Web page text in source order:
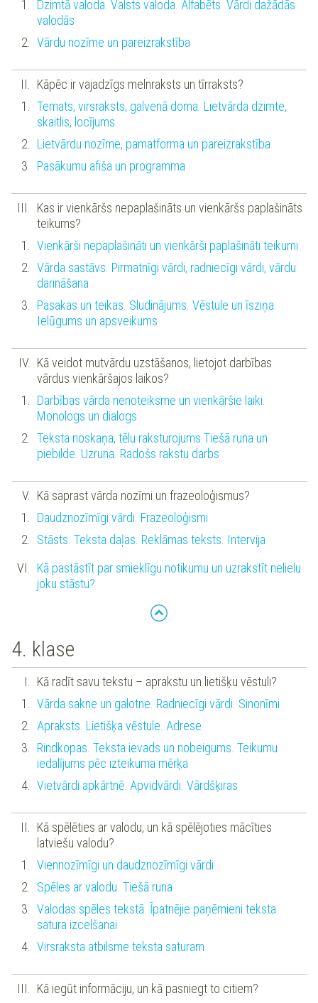
Dzimtā valoda. Valsts valoda. Alfabēts. Vārdi dažādās
valodās
Vārdu nozīme un pareizrakstība
Kāpēc ir vajadzīgs melnraksts un tīrraksts?
Temats, virsraksts, galvenā doma. Lietvārda dzimte,
skaitlis, locījums
Lietvārdu nozīme, pamatforma un pareizrakstība
Pasākumu afiša un programma
Kas ir vienkāršs nepaplašināts un vienkāršs paplašināts
teikums?
Vienkārši nepaplašināti un vienkārši paplašināti teikumi
Vārda sastāvs. Pirmatnīgi vārdi, radniecīgi vārdi, vārdu
darināšana
Pasakas un teikas. Sludinājums. Vēstule un īsziņa.
Ielūgums un apsveikums
Kā veidot mutvārdu uzstāšanos, lietojot darbības
vārdus vienkāršajos laikos?
Darbības vārda nenoteiksme un vienkāršie laiki.
Monologs un dialogs
Teksta noskaņa, tēlu raksturojums.Tiešā runa un
piebilde. Uzruna. Radošs rakstu darbs
Kā saprast vārda nozīmi un frazeoloģismus?
Daudznozīmīgi vārdi. Frazeoloģismi
Stāsts. Teksta daļas. Reklāmas teksts. Intervija
Kā pastāstīt par smieklīgu notikumu un uzrakstīt nelielu
joku stāstu?
4. klase
Kā radīt savu tekstu – aprakstu un lietišķu vēstuli?
Vārda sakne un galotne. Radniecīgi vārdi. Sinonīmi
Apraksts. Lietišķa vēstule. Adrese
Rindkopas. Teksta ievads un nobeigums. Teikumu
iedalījums pēc izteikuma mērķa
Vietvārdi apkārtnē. Apvidvārdi. Vārdšķiras
Kā spēlēties ar valodu, un kā spēlējoties mācīties
latviešu valodu?
Viennozīmīgi un daudznozīmīgi vārdi
Spēles ar valodu. Tiešā runa
Valodas spēles tekstā. Īpatnējie paņēmieni teksta
satura izcelšanai
Virsraksta atbilsme teksta saturam
Kā iegūt informāciju, un kā pasniegt to citiem?